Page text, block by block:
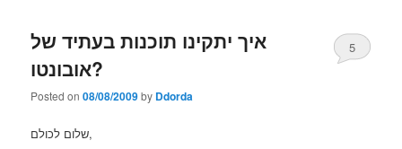
איך יתקינו תוכנות בעתיד של
אובונטו?
Posted on08/08/2009by Ddorda
5
שלום לכולם,